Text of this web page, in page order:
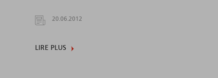
20.06.2012
LIRE PLUS